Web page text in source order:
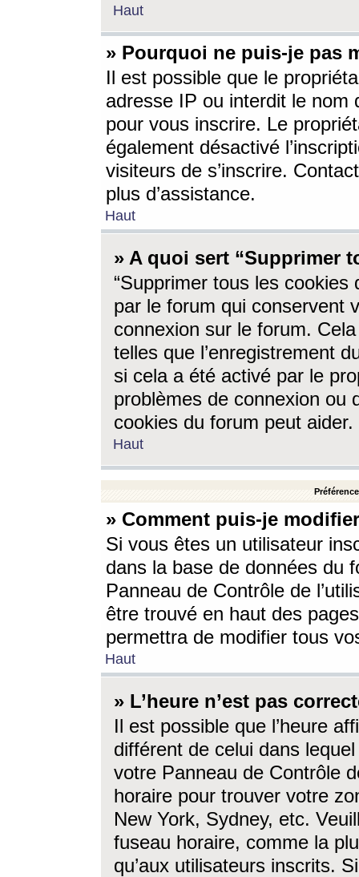
Haut
» Pourquoi ne puis-je pas
Il est possible que le
adresse IP ou interdit le nom
pour vous inscrire. Le
également désactivé
visiteurs de s’inscrire.
plus d’assistance.
Haut
» A quoi sert “Supprimer
“Supprimer tous les cookies
par le forum qui conservent
connexion sur le forum.
telles que l’enregistrement
si cela a été activé par le
problèmes de connexion ou
cookies du forum peut aider.
Haut
» Comment puis-je
Si vous êtes un utilisateur
dans la base de données du
Panneau de Contrôle de
être trouvé en haut des
permettra de modifier tous
Haut
» L’heure n’est pas
Il est possible que l’heure
différent de celui dans
votre Panneau de Contrôle
horaire pour trouver votre
New York, Sydney, etc.
fuseau horaire, comme la
qu’aux utilisateurs inscrits.